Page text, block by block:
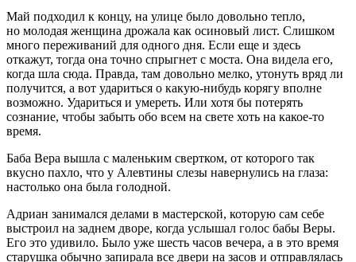
Май подходил к концу, на улице было довольно тепло,
но молодая женщина дрожала как осиновый лист. Слишком
много переживаний для одного дня. Если еще и здесь
откажут, тогда она точно спрыгнет с моста. Она видела его,
когда шла сюда. Правда, там довольно мелко, утонуть вряд ли
получится, а вот удариться о какую-нибудь корягу вполне
возможно. Удариться и умереть. Или хотя бы потерять
сознание, чтобы забыть обо всем на свете хоть на какое-то
время.
Баба Вера вышла с маленьким свертком, от которого так
вкусно пахло, что у Алевтины слезы навернулись на глаза:
настолько она была голодной.
Адриан занимался делами в мастерской, которую сам себе
выстроил на заднем дворе, когда услышал голос бабы Веры.
Его это удивило. Было уже шесть часов вечера, а в это время
старушка обычно запирала все двери на засов и отправлялась